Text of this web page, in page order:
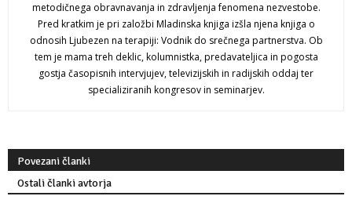
metodičnega obravnavanja in zdravljenja fenomena nezvestobe.
Pred kratkim je pri založbi Mladinska knjiga izšla njena knjiga o
odnosih Ljubezen na terapiji: Vodnik do srečnega partnerstva. Ob
tem je mama treh deklic, kolumnistka, predavateljica in pogosta
gostja časopisnih intervjujev, televizijskih in radijskih oddaj ter
specializiranih kongresov in seminarjev.
Povezani članki
Ostali članki avtorja